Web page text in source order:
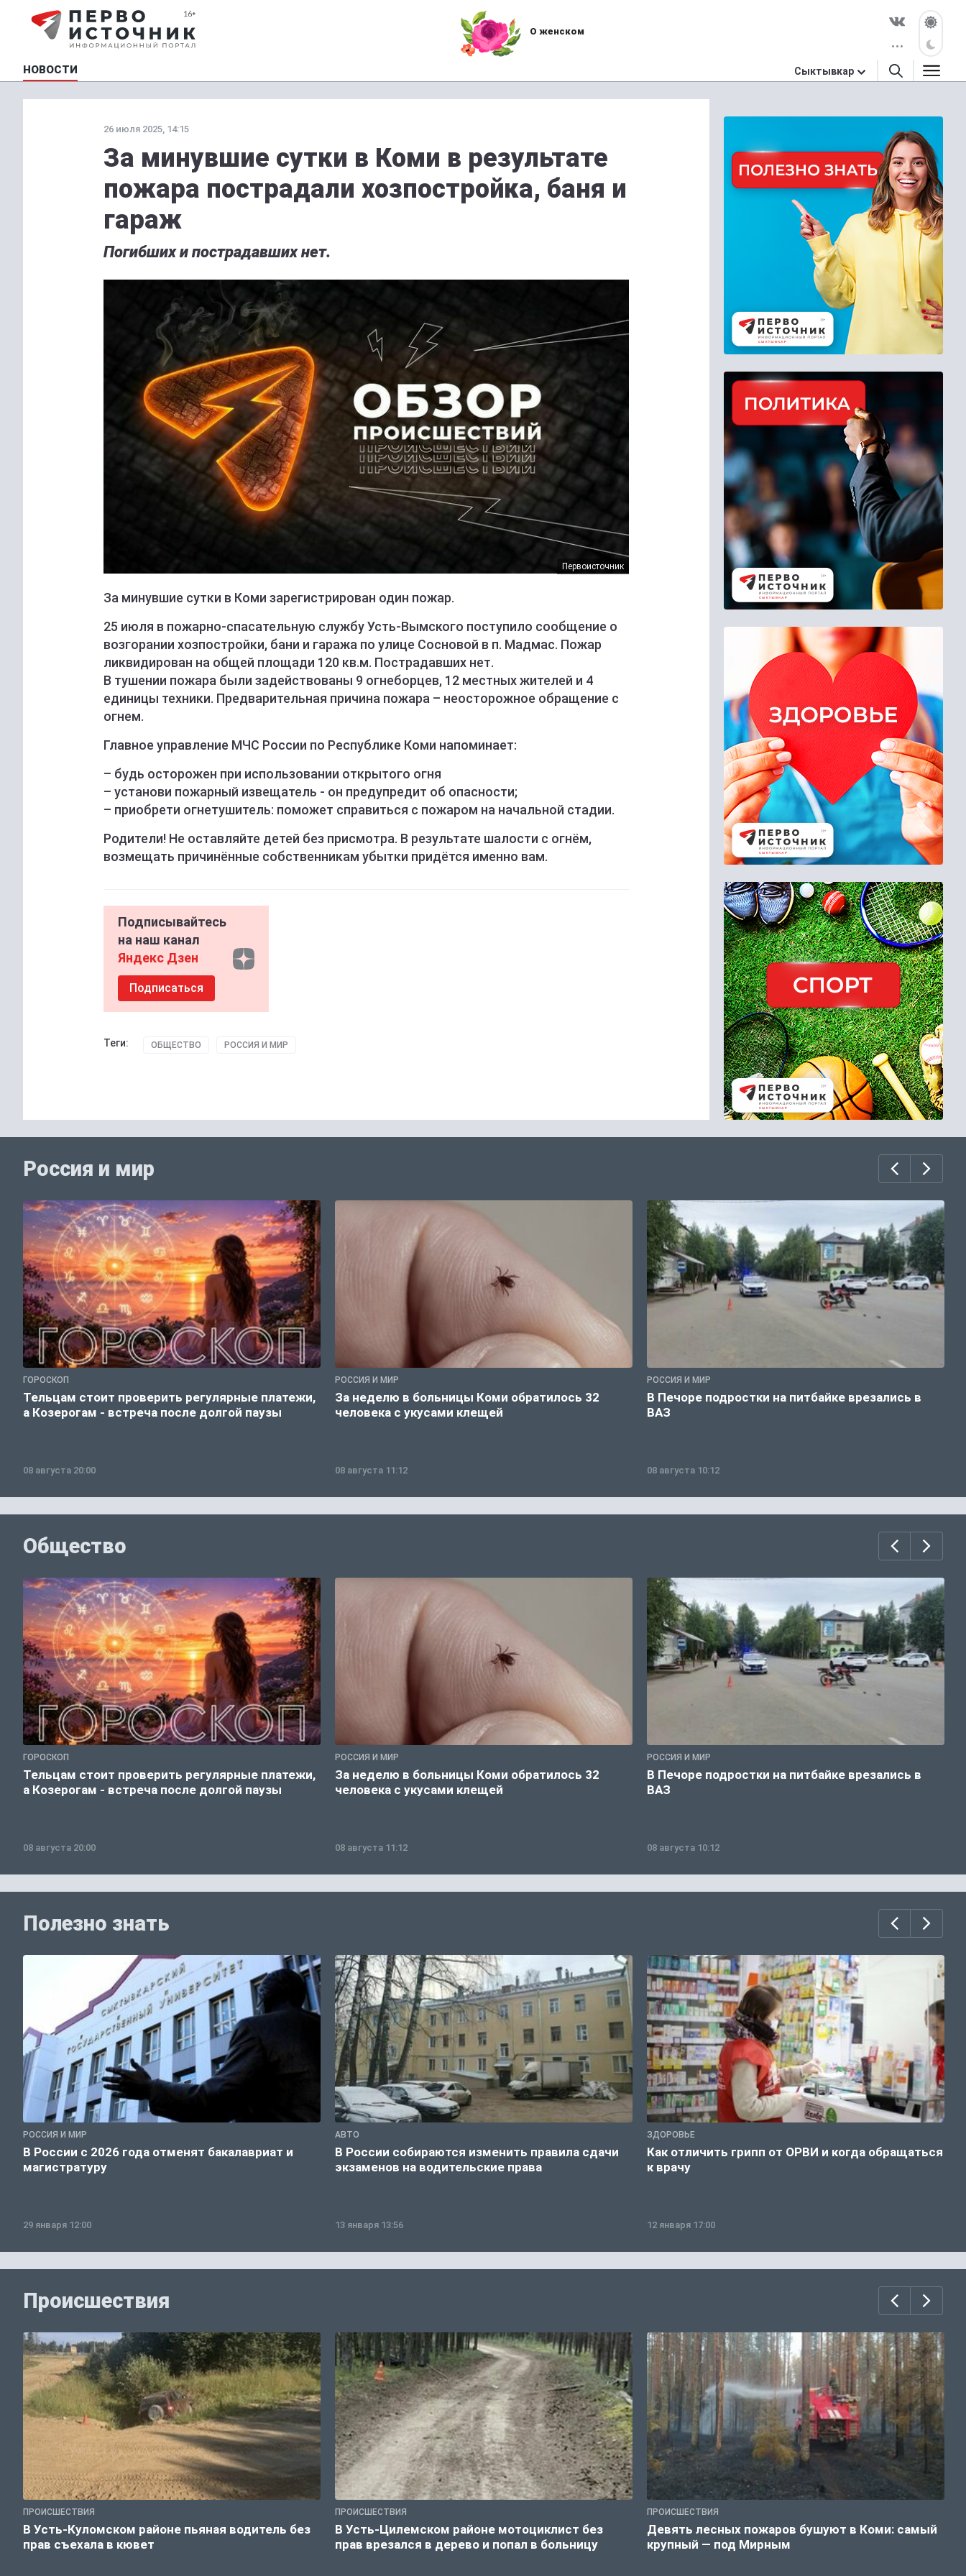
О женском
НОВОСТИ Сыктывкар
26 июля 2025, 14:15
За минувшие сутки в Коми в результате
пожара пострадали хозпостройка, баня и
гараж
Погибших и пострадавших нет.
Первоисточник
За минувшие сутки в Коми зарегистрирован один пожар.
25 июля в пожарно-спасательную службу Усть-Вымского поступило сообщение о
возгорании хозпостройки, бани и гаража по улице Сосновой в п. Мадмас. Пожар
ликвидирован на общей площади 120 кв.м. Пострадавших нет.
В тушении пожара были задействованы 9 огнеборцев, 12 местных жителей и 4
единицы техники. Предварительная причина пожара – неосторожное обращение с
огнем.
Главное управление МЧС России по Республике Коми напоминает:
– будь осторожен при использовании открытого огня
– установи пожарный извещатель - он предупредит об опасности;
– приобрети огнетушитель: поможет справиться с пожаром на начальной стадии.
Родители! Не оставляйте детей без присмотра. В результате шалости с огнём,
возмещать причинённые собственникам убытки придётся именно вам.
Подписывайтесь
на наш канал
Яндекс Дзен
Подписаться
Теги: ОБЩЕСТВО РОССИЯ И МИР
Россия и мир
ГОРОСКОП
Тельцам стоит проверить регулярные платежи,
а Козерогам - встреча после долгой паузы
08 августа 20:00
РОССИЯ И МИР
За неделю в больницы Коми обратилось 32
человека с укусами клещей
08 августа 11:12
РОССИЯ И МИР
В Печоре подростки на питбайке врезались в
ВАЗ
08 августа 10:12
Общество
ГОРОСКОП
Тельцам стоит проверить регулярные платежи,
а Козерогам - встреча после долгой паузы
08 августа 20:00
РОССИЯ И МИР
За неделю в больницы Коми обратилось 32
человека с укусами клещей
08 августа 11:12
РОССИЯ И МИР
В Печоре подростки на питбайке врезались в
ВАЗ
08 августа 10:12
Полезно знать
РОССИЯ И МИР
В России с 2026 года отменят бакалавриат и
магистратуру
29 января 12:00
АВТО
В России собираются изменить правила сдачи
экзаменов на водительские права
13 января 13:56
ЗДОРОВЬЕ
Как отличить грипп от ОРВИ и когда обращаться
к врачу
12 января 17:00
Происшествия
ПРОИСШЕСТВИЯ
В Усть-Куломском районе пьяная водитель без
прав съехала в кювет
ПРОИСШЕСТВИЯ
В Усть-Цилемском районе мотоциклист без
прав врезался в дерево и попал в больницу
ПРОИСШЕСТВИЯ
Девять лесных пожаров бушуют в Коми: самый
крупный — под Мирным